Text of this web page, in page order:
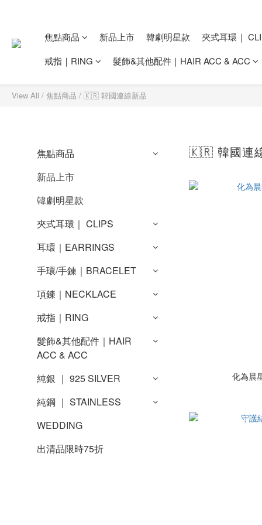
焦點商品 新品上市 韓劇明星款
夾式耳環｜
戒指｜RING
髮飾&其他配件｜HAIR ACC & ACC
View All / 焦點商品 / 🇰🇷 韓國連線新品
焦點商品
新品上市
韓劇明星款
夾式耳環｜ CLIPS
耳環｜EARRINGS
手環/手鍊｜BRACELET
項鍊｜NECKLACE
戒指｜RING
髮飾&其他配件｜HAIR
ACC & ACC
純銀 ｜ 925 SILVER
純鋼 ｜ STAINLESS
WEDDING
出清品限時75折
🇰🇷 韓國連
化為晨